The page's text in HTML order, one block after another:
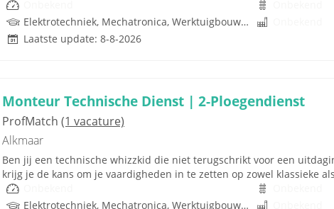
Elektrotechniek, Mechatronica, Werktuigbouwkunde
Laatste update: 8-8-2026
Monteur Technische Dienst | 2-Ploegendienst
ProfMatch (1 vacature)
Alkmaar
Ben jij een technische whizzkid die niet terugschrikt voor een
krijg je de kans om je vaardigheden in te zetten op zowel klassieke
Elektrotechniek, Mechatronica, Werktuigbouwkunde